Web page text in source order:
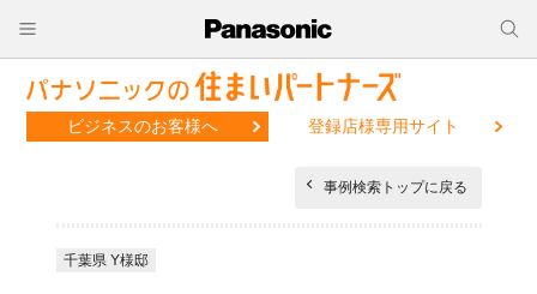
ビジネスのお客様へ 登録店様専用サイト
事例検索トップに戻る
千葉県 Y様邸